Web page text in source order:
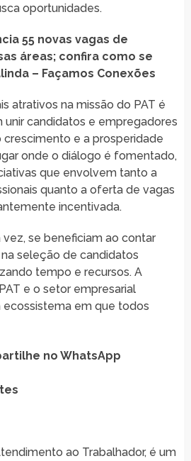
oportunidades.
55 novas vagas de
áreas; confira como se
– Façamos Conexões
atrativos na missão do PAT é
candidatos e empregadores
crescimento e a prosperidade
onde o diálogo é fomentado,
que envolvem tanto a
quanto a oferta de vagas
incentivada.
vez, se beneficiam ao contar
seleção de candidatos
tempo e recursos. A
e o setor empresarial
em que todos
no WhatsApp
ao Trabalhador, é um